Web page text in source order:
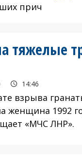
прич
тяжелые
14:46
взрыва
женщина 1992
«МЧС ЛНР».